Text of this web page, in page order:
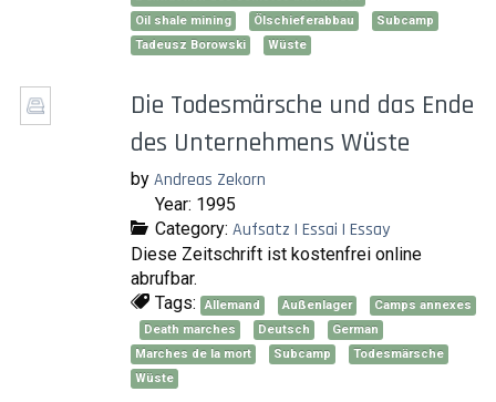
Oil shale mining
Ölschieferabbau
Subcamp
Tadeusz Borowski
Wüste
Die Todesmärsche und das Ende
des Unternehmens Wüste
by Andreas Zekorn
Year: 1995
Category: Aufsatz | Essai | Essay
Diese Zeitschrift ist kostenfrei online
abrufbar.
Tags:
Allemand Außenlager
Camps annexes
Death marches
Deutsch
German
Marches de la mort
Subcamp
Todesmärsche
Wüste